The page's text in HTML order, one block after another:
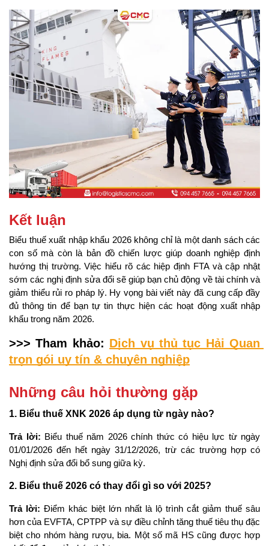
Kết luận
Biểu thuế xuất nhập khẩu 2026 không chỉ là một danh sách các
con số mà còn là bản đồ chiến lược giúp doanh nghiệp định
hướng thị trường. Việc hiểu rõ các hiệp định FTA và cập nhật
sớm các nghị định sửa đổi sẽ giúp bạn chủ động về tài chính và
giảm thiểu rủi ro pháp lý. Hy vọng bài viết này đã cung cấp đầy
đủ thông tin để bạn tự tin thực hiện các hoạt động xuất nhập
khẩu trong năm 2026.
>>> Tham khảo: Dịch vụ thủ tục Hải Quan
trọn gói uy tín & chuyên nghiệp
Những câu hỏi thường gặp
1. Biểu thuế XNK 2026 áp dụng từ ngày nào?
Trả lời: Biểu thuế năm 2026 chính thức có hiệu lực từ ngày
01/01/2026 đến hết ngày 31/12/2026, trừ các trường hợp có
Nghị định sửa đổi bổ sung giữa kỳ.
2. Biểu thuế 2026 có thay đổi gì so với 2025?
Trả lời: Điểm khác biệt lớn nhất là lộ trình cắt giảm thuế sâu
hơn của EVFTA, CPTPP và sự điều chỉnh tăng thuế tiêu thụ đặc
biệt cho nhóm hàng rượu, bia. Một số mã HS cũng được hợp